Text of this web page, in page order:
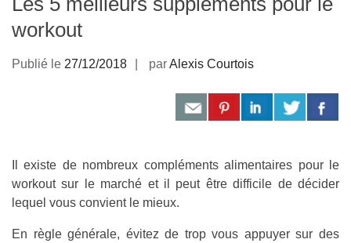
workout
Publié le 27/12/2018 parAlexis Courtois
Il existe de nombreux compléments alimentaires pour le
workout sur le marché et il peut être difficile de décider
lequel vous convient le mieux.
En règle générale, évitez de trop vous appuyer sur des